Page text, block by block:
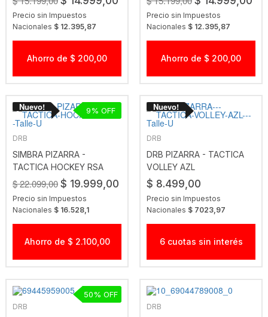
Precio sin Impuestos
Nacionales $ 12.395,87
Ahorro de $ 200,00
Precio sin Impuestos
Nacionales $ 12.395,87
Ahorro de $ 200,00
DRB
SIMBRA PIZARRA -
TACTICA HOCKEY RSA
$ 22.099,00 $ 19.999,00
Precio sin Impuestos
Nacionales $ 16.528,1
9
Ahorro de $ 2.100,00
DRB
DRB PIZARRA - TACTICA
VOLLEY AZL
$ 8.499,00
Precio sin Impuestos
Nacionales $ 7023,97
6 cuotas sin interés
DRB
50
DRB